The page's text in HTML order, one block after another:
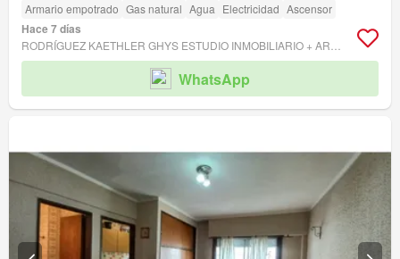
Armario empotrado Gas natural Agua Electricidad Ascensor
Hace 7 días
WhatsApp